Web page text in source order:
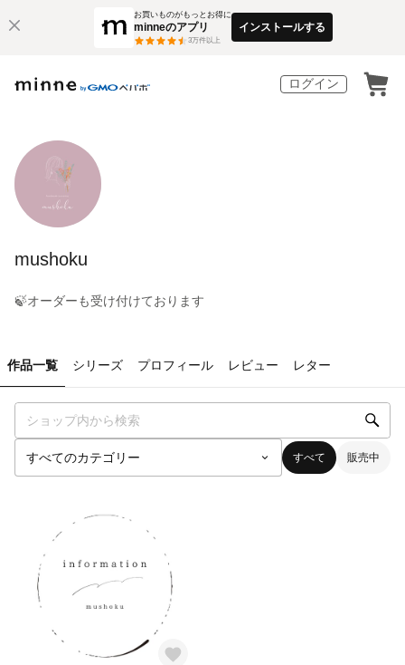
お買いものがもっとお得に
minneのアプリ
3万件以上
インストールする
ログイン
mushoku
🍃オーダーも受け付けております
作品一覧 シリーズ プロフィール レビュー レター
すべて 販売中